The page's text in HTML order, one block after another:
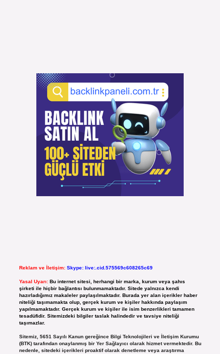
Reklam ve İletişim: Skype: live:.cid.575569c608265c69
Yasal Uyarı: Bu internet sitesi, herhangi bir marka, kurum veya şahıs
şirketi ile hiçbir bağlantısı bulunmamaktadır. Sitede yalnızca kendi
hazırladığımız makaleler paylaşılmaktadır. Burada yer alan içerikler haber
niteliği taşımamakta olup, gerçek kurum ve kişiler hakkında paylaşım
yapılmamaktadır. Gerçek kurum ve kişiler ile isim benzerlikleri tamamen
tesadüfidir. Sitemizdeki bilgiler taslak halindedir ve tavsiye niteliği
taşımazlar.
Sitemiz, 5651 Sayılı Kanun gereğince Bilgi Teknolojileri ve İletişim Kurumu
(BTK) tarafından onaylanmış bir Yer Sağlayıcı olarak hizmet vermektedir. Bu
nedenle, sitedeki içerikleri proaktif olarak denetleme veya araştırma